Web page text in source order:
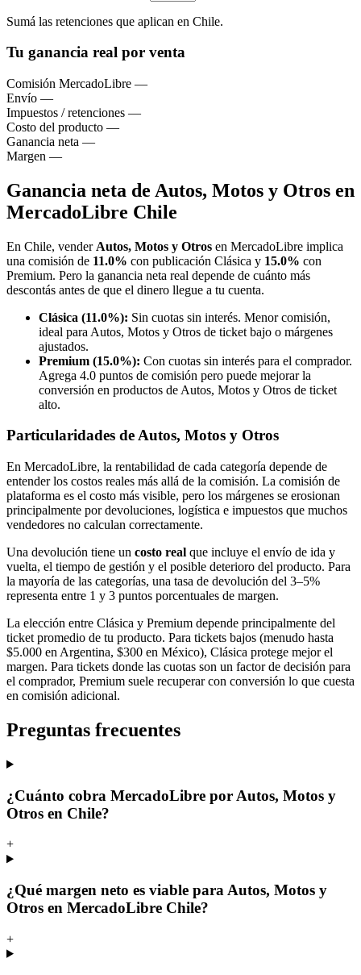
Sumá las retenciones que aplican en Chile.
Tu ganancia real por venta
Comisión MercadoLibre —
Envío —
Impuestos / retenciones —
Costo del producto —
Ganancia neta —
Margen —
Ganancia neta de Autos, Motos y Otros en
MercadoLibre Chile
En Chile, vender Autos, Motos y Otros en MercadoLibre implica
una comisión de 11.0% con publicación Clásica y 15.0% con
Premium. Pero la ganancia neta real depende de cuánto más
descontás antes de que el dinero llegue a tu cuenta.
Clásica (11.0%): Sin cuotas sin interés. Menor comisión,
ideal para Autos, Motos y Otros de ticket bajo o márgenes
ajustados.
Premium (15.0%): Con cuotas sin interés para el comprador.
Agrega 4.0 puntos de comisión pero puede mejorar la
conversión en productos de Autos, Motos y Otros de ticket
alto.
Particularidades de Autos, Motos y Otros
En MercadoLibre, la rentabilidad de cada categoría depende de
entender los costos reales más allá de la comisión. La comisión de
plataforma es el costo más visible, pero los márgenes se erosionan
principalmente por devoluciones, logística e impuestos que muchos
vendedores no calculan correctamente.
Una devolución tiene un costo real que incluye el envío de ida y
vuelta, el tiempo de gestión y el posible deterioro del producto. Para
la mayoría de las categorías, una tasa de devolución del 3–5%
representa entre 1 y 3 puntos porcentuales de margen.
La elección entre Clásica y Premium depende principalmente del
ticket promedio de tu producto. Para tickets bajos (menudo hasta
$5.000 en Argentina, $300 en México), Clásica protege mejor el
margen. Para tickets donde las cuotas son un factor de decisión para
el comprador, Premium suele recuperar con conversión lo que cuesta
en comisión adicional.
Preguntas frecuentes
¿Cuánto cobra MercadoLibre por Autos, Motos y
Otros en Chile?
+
¿Qué margen neto es viable para Autos, Motos y
Otros en MercadoLibre Chile?
+